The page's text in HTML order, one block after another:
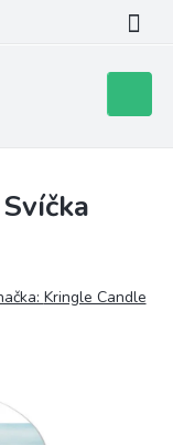
košík
Kringle Candle